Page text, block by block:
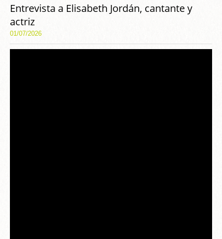
Entrevista a Elisabeth Jordán, cantante y
actriz
01/07/2026